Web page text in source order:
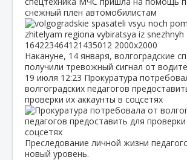
снежный плен автомобилистам
Накануне, 14 января, волгоградские
получили тревожный сигнал от
19 июля 12:23 Прокуратура
волгоградских педагогов
проверки их аккаунты в соцсетях
Преследование личной жизни
новый уровень.